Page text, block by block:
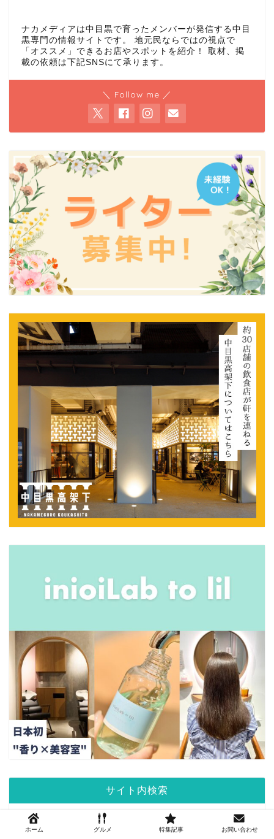
ナカメディアは中目黒で育ったメンバーが発信する中目
黒専門の情報サイトです。 地元民ならではの視点で
「オススメ」できるお店やスポットを紹介！ 取材、掲
載の依頼は下記SNSにて承ります。
＼ Follow me ／
サイト内検索
ホーム グルメ 特集記事 お問い合わせ